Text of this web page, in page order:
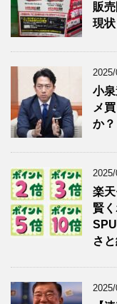
販
現
小
メ
か？
楽
賢
さ